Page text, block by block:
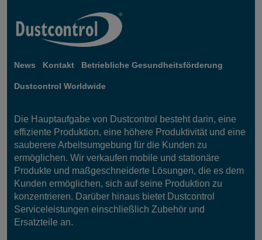
News Kontakt Betriebliche Gesundheitsförderung
Dustcontrol Worldwide
Die Hauptaufgabe von Dustcontrol besteht darin, eine
effiziente Produktion, eine höhere Produktivität und eine
sauberere Arbeitsumgebung für die Kunden zu
ermöglichen. Wir verkaufen mobile und stationäre
Produkte und maßgeschneiderte Lösungen, die es dem
Kunden ermöglichen, sich auf seine Produktion zu
konzentrieren. Darüber hinaus bietet Dustcontrol
Serviceleistungen einschließlich Zubehör und
Ersatzteile an.